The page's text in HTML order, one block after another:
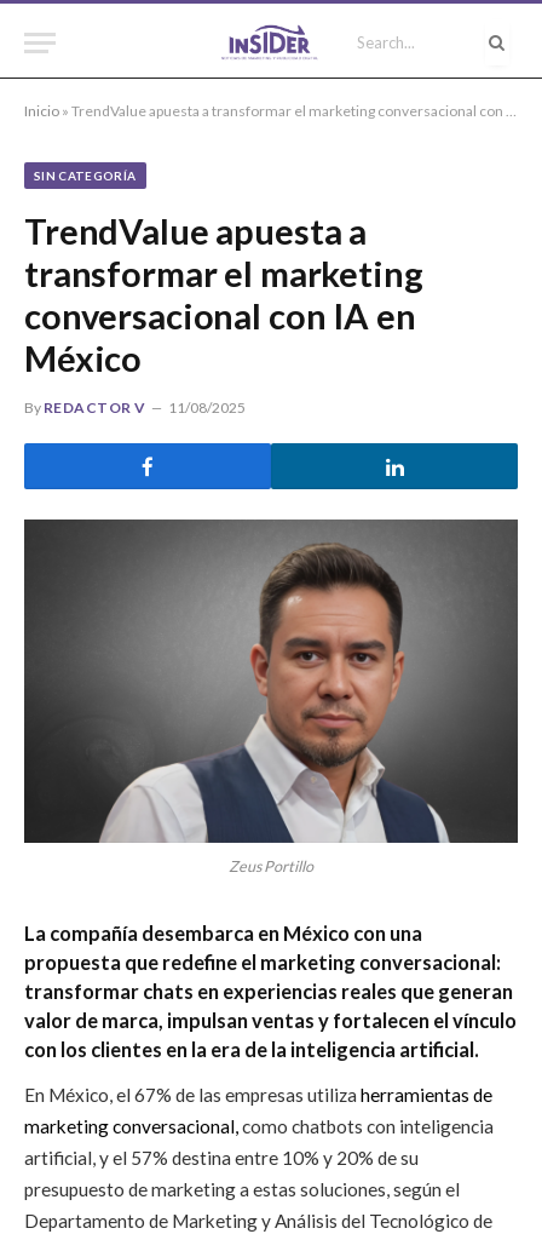
Inicio » TrendValue apuesta a transformar el marketing conversacional con IA en México
SIN CATEGORÍA
TrendValue apuesta a
transformar el marketing
conversacional con IA en
México
By REDACTOR V 11/08/2025
Zeus Portillo
La compañía desembarca en México con una
propuesta que redefine el marketing conversacional:
transformar chats en experiencias reales que generan
valor de marca, impulsan ventas y fortalecen el vínculo
con los clientes en la era de la inteligencia artificial.
En México, el 67% de las empresas utiliza herramientas de
marketing conversacional,como chatbots con inteligencia
artificial, y el 57% destina entre 10% y 20% de su
presupuesto de marketing a estas soluciones, según el
Departamento de Marketing y Análisis del Tecnológico de